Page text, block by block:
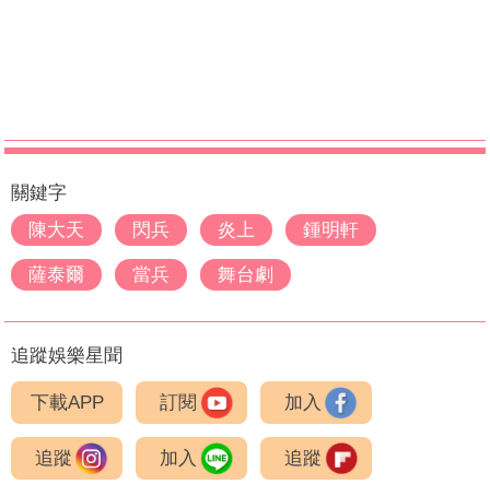
關鍵字
陳大天
閃兵 炎上 鍾明軒
薩泰爾 當兵 舞台劇
追蹤娛樂星聞
下載APP 訂閱 加入
追蹤 加入 追蹤